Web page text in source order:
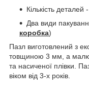
Кількість деталей -
Два види
коробка)
Пазл виготовлений з
товщиною 3 мм, а
та насиченої плівки.
віком від 3-х років.